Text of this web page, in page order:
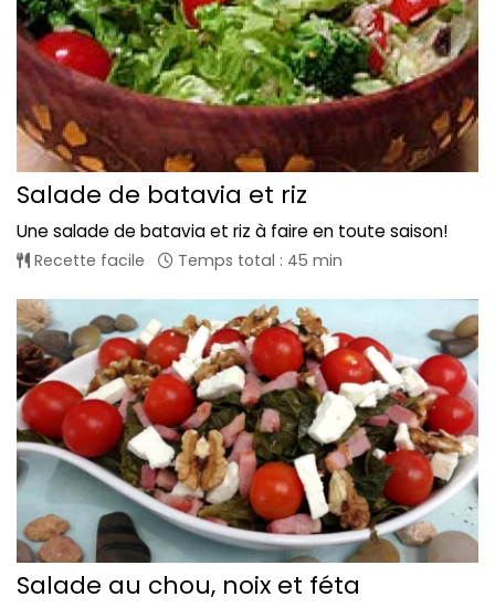
Salade de batavia et riz
Une salade de batavia et riz à faire en toute saison!
Recette facile Temps total : 45 min
Salade au chou, noix et féta